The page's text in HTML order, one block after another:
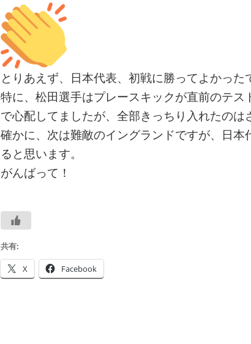
とりあえず、日本代表、初戦に勝ってよかった
特に、松田選手はプレースキックが直前のテ
で心配してましたが、全部きっちり入れたのは
確かに、次は難敵のイングランドですが、日
ると思います。
がんばって！
共有:
X Facebook